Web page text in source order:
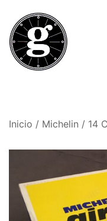
contenido
Inicio / Michelin / 14